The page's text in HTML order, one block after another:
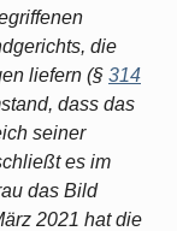
die
liefern (§ 314
dass das
seiner
es im
das Bild
2021 hat die